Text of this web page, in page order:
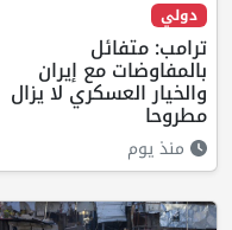
دولي
ترامب: متفائل
بالمفاوضات مع إيران
والخيار العسكري لا يزال
مطروحا
منذ يوم